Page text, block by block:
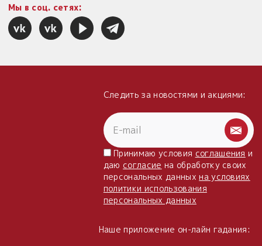
Мы в соц. сетях:
Следить за новостями и акциями:
Принимаю условия соглашения и
даю согласие на обработку своих
персональных данныхна условиях
политики использования
персональных данных
Наше приложение он-лайн гадания: